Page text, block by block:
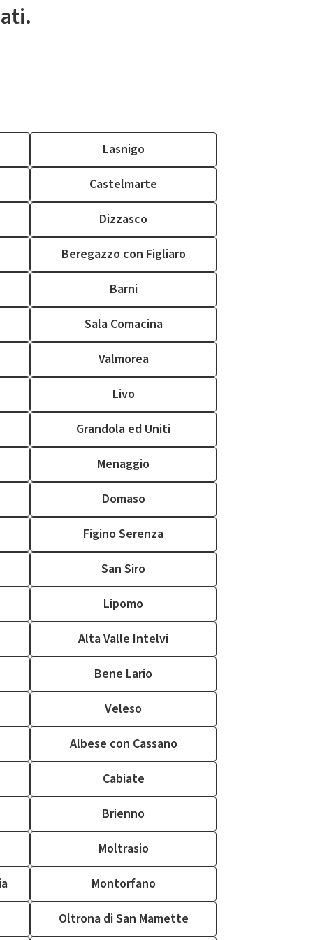
Lasnigo
Castelmarte
Dizzasco
Beregazzo con Figliaro
Barni
Sala Comacina
Valmorea
Livo
Grandola ed Uniti
Menaggio
Domaso
Figino Serenza
San Siro
Lipomo
Alta Valle Intelvi
Bene Lario
Veleso
Albese con Cassano
Cabiate
Brienno
Moltrasio
Montorfano
Oltrona di San Mamette